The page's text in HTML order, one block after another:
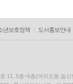
년보호정책 도서홍보안내
11, 5층~6층(여의도동,일신